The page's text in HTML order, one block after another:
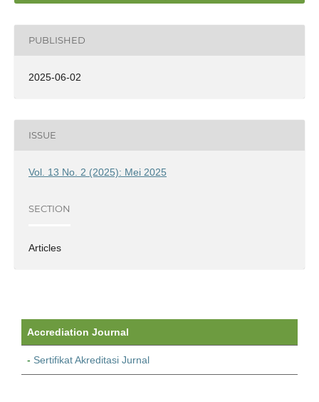
PUBLISHED
2025-06-02
ISSUE
Vol. 13 No. 2 (2025): Mei 2025
SECTION
Articles
Accrediation Journal
- Sertifikat Akreditasi Jurnal